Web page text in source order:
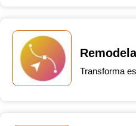
Transforma